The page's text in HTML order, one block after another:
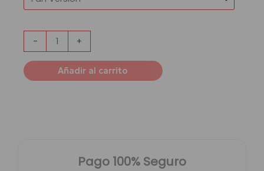
- +
Añadir al carrito
Pago 100% Seguro